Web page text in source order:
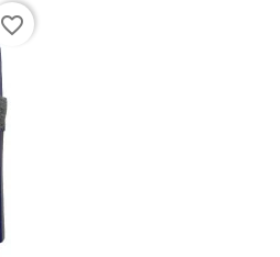
favorite_border